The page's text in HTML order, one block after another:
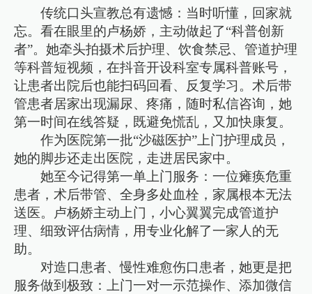
传统口头宣教总有遗憾：当时听懂，回家就
忘。看在眼里的卢杨娇，主动做起了“科普创新
者”。她牵头拍摄术后护理、饮食禁忌、管道护理
等科普短视频，在抖音开设科室专属科普账号，
让患者出院后也能扫码回看、反复学习。术后带
管患者居家出现漏尿、疼痛，随时私信咨询，她
第一时间在线答疑，既避免慌乱，又加快康复。
作为医院第一批“沙磁医护”上门护理成员，
她的脚步还走出医院，走进居民家中。
她至今记得第一单上门服务：一位瘫痪危重
患者，术后带管、全身多处血栓，家属根本无法
送医。卢杨娇主动上门，小心翼翼完成管道护
理、细致评估病情，用专业化解了一家人的无
助。
对造口患者、慢性难愈伤口患者，她更是把
服务做到极致：上门一对一示范操作、添加微信